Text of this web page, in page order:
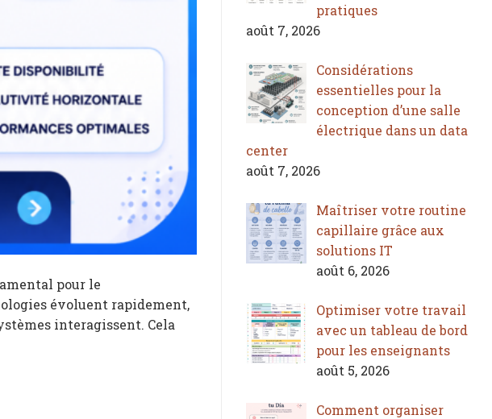
pour le
évoluent rapidement,
interagissent. Cela
pratiques
août 7, 2026
Considérations
essentielles pour la
conception d’une salle
électrique dans un data
center
août 7, 2026
Maîtriser votre routine
capillaire grâce aux
solutions IT
août 6, 2026
Optimiser votre travail
avec un tableau de bord
pour les enseignants
août 5, 2026
Comment organiser